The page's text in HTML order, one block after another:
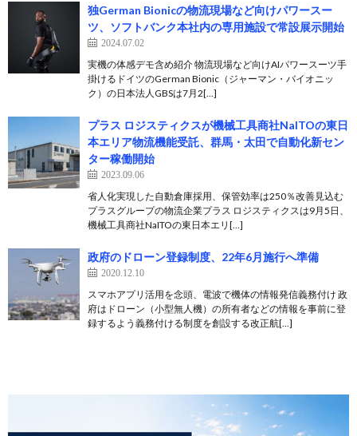
独German Bionicの物流現場など向けパワースー
ツ、ソフトバンク本社内の専用施設で常設展示開始
2024.07.02
実機の体感デモ含め紹介 物流現場など向けAIパワースーツ手
掛けるドイツのGerman Bionic（ジャーマン・バイオニッ
ク）の日本法人GBSは7月2[…]
プラス ロジスティクスが機械工具商社NaITOの東日
本エリア物流機能受託、群馬・太田で自動化新セン
ター稼働開始
2023.09.06
省人化実現した自動倉庫採用、保管効率は250％改善見込む
プラスグループの物流企業プラス ロジスティクスは9月5日、
機械工具商社NaITOの東日本エリ[…]
政府のドローン登録制度、22年6月施行へ準備
2020.12.10
スマホアプリ活用を念頭、電波で機体の情報発信義務付け 政
府はドローン（小型無人機）の所有者などの情報を事前に登
録するよう義務付ける制度を創設する改正航[…]